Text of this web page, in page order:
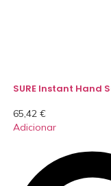
SURE Instant Hand
65,42 €
Adicionar